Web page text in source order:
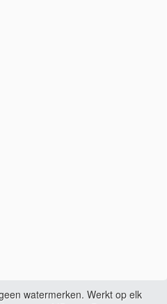
watermerken. Werkt op elk